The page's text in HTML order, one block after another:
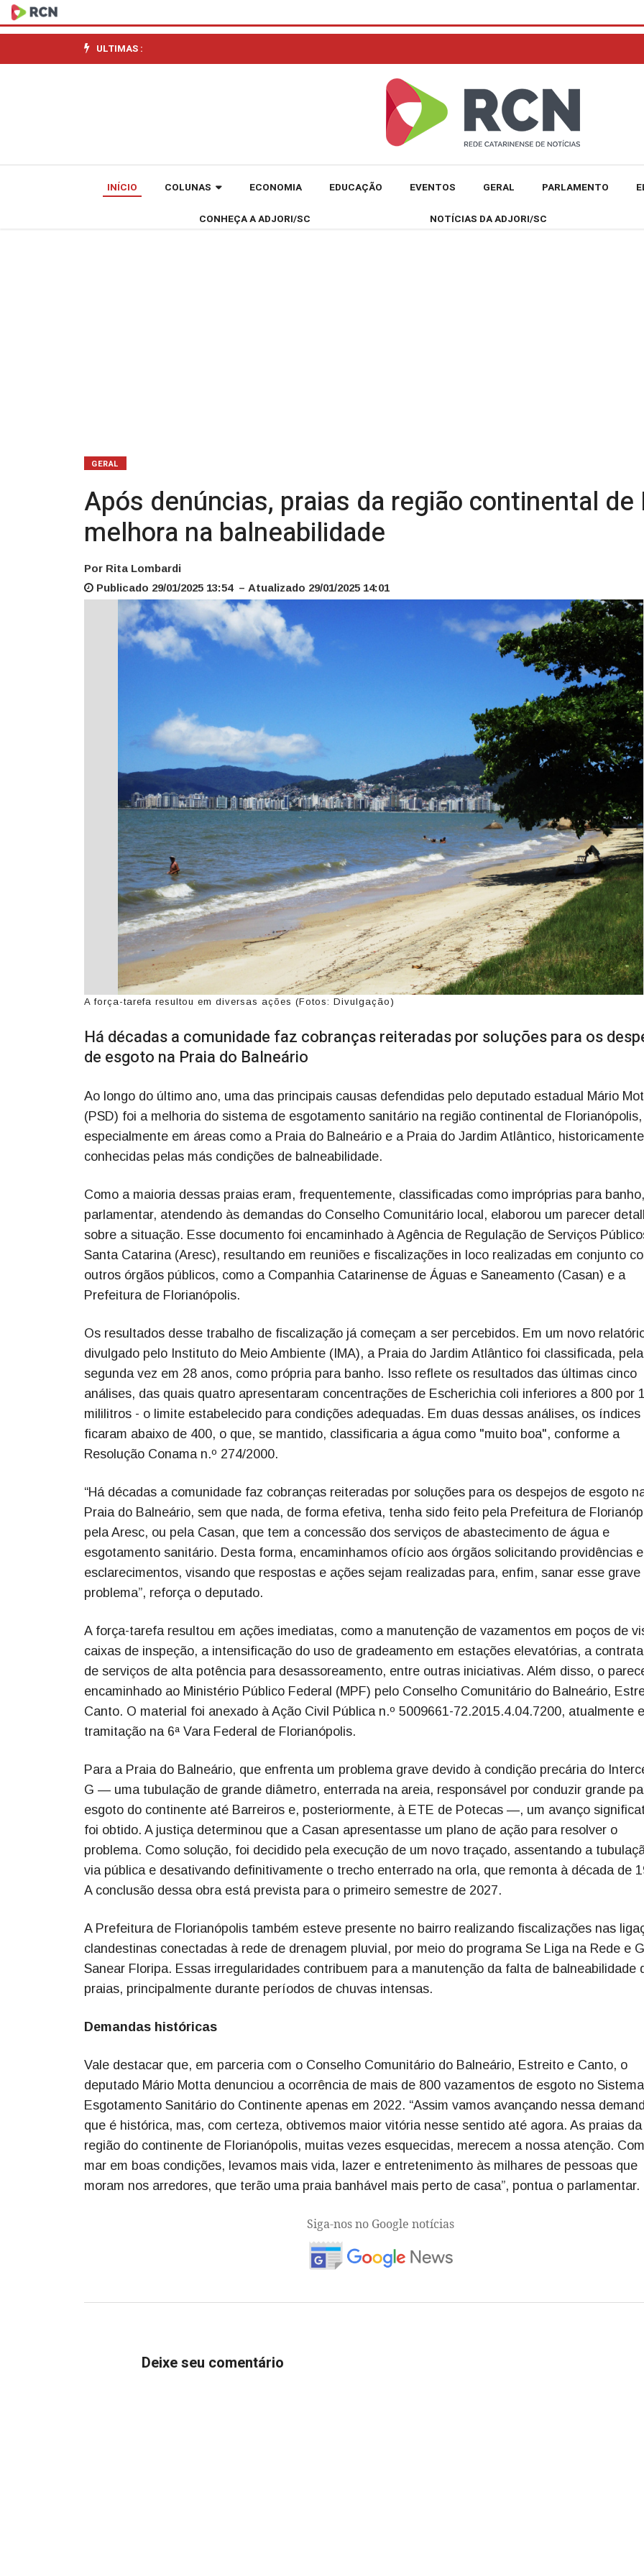
Após
denúncias,
praias
continental
ULTIMAS :
INÍCIO COLUNAS ECONOMIA EDUCAÇÃO EVENTOS GERAL PARLAMENTO
CONHEÇA A ADJORI/SC NOTÍCIAS DA ADJORI/SC
GERAL
Após denúncias, praias da região continental
melhora na balneabilidade
Por Rita Lombardi
Publicado 29/01/2025 13:54 – Atualizado 29/01/2025 14:01
A força-tarefa resultou em diversas ações (Fotos: Divulgação)
Há décadas a comunidade faz cobranças reiteradas por soluções para os
de esgoto na Praia do Balneário
Ao longo do último ano, uma das principais causas defendidas pelo deputado estadual Mário
(PSD) foi a melhoria do sistema de esgotamento sanitário na região continental de Florianópolis,
especialmente em áreas como a Praia do Balneário e a Praia do Jardim Atlântico, historicamente
conhecidas pelas más condições de balneabilidade.
Como a maioria dessas praias eram, frequentemente, classificadas como impróprias para
parlamentar, atendendo às demandas do Conselho Comunitário local, elaborou um parecer
sobre a situação. Esse documento foi encaminhado à Agência de Regulação de Serviços
Santa Catarina (Aresc), resultando em reuniões e fiscalizações in loco realizadas em conjunto
outros órgãos públicos, como a Companhia Catarinense de Águas e Saneamento (Casan) e a
Prefeitura de Florianópolis.
Os resultados desse trabalho de fiscalização já começam a ser percebidos. Em um novo
divulgado pelo Instituto do Meio Ambiente (IMA), a Praia do Jardim Atlântico foi classificada, pela
segunda vez em 28 anos, como própria para banho. Isso reflete os resultados das últimas cinco
análises, das quais quatro apresentaram concentrações de Escherichia coli inferiores a 800 por
mililitros - o limite estabelecido para condições adequadas. Em duas dessas análises, os índices
ficaram abaixo de 400, o que, se mantido, classificaria a água como "muito boa", conforme a
Resolução Conama n.º 274/2000.
“Há décadas a comunidade faz cobranças reiteradas por soluções para os despejos de esgoto
Praia do Balneário, sem que nada, de forma efetiva, tenha sido feito pela Prefeitura de
pela Aresc, ou pela Casan, que tem a concessão dos serviços de abastecimento de água e
esgotamento sanitário. Desta forma, encaminhamos ofício aos órgãos solicitando providências e
esclarecimentos, visando que respostas e ações sejam realizadas para, enfim, sanar esse grave
problema”, reforça o deputado.
A força-tarefa resultou em ações imediatas, como a manutenção de vazamentos em poços de
caixas de inspeção, a intensificação do uso de gradeamento em estações elevatórias, a
de serviços de alta potência para desassoreamento, entre outras iniciativas. Além disso, o
encaminhado ao Ministério Público Federal (MPF) pelo Conselho Comunitário do Balneário,
Canto. O material foi anexado à Ação Civil Pública n.º 5009661-72.2015.4.04.7200, atualmente
tramitação na 6ª Vara Federal de Florianópolis.
Para a Praia do Balneário, que enfrenta um problema grave devido à condição precária do
G — uma tubulação de grande diâmetro, enterrada na areia, responsável por conduzir grande
esgoto do continente até Barreiros e, posteriormente, à ETE de Potecas —, um avanço
foi obtido. A justiça determinou que a Casan apresentasse um plano de ação para resolver o
problema. Como solução, foi decidido pela execução de um novo traçado, assentando a
via pública e desativando definitivamente o trecho enterrado na orla, que remonta à década de
A conclusão dessa obra está prevista para o primeiro semestre de 2027.
A Prefeitura de Florianópolis também esteve presente no bairro realizando fiscalizações nas
clandestinas conectadas à rede de drenagem pluvial, por meio do programa Se Liga na Rede e
Sanear Floripa. Essas irregularidades contribuem para a manutenção da falta de balneabilidade
praias, principalmente durante períodos de chuvas intensas.
Demandas históricas
Vale destacar que, em parceria com o Conselho Comunitário do Balneário, Estreito e Canto, o
deputado Mário Motta denunciou a ocorrência de mais de 800 vazamentos de esgoto no
Esgotamento Sanitário do Continente apenas em 2022. “Assim vamos avançando nessa
que é histórica, mas, com certeza, obtivemos maior vitória nesse sentido até agora. As praias da
região do continente de Florianópolis, muitas vezes esquecidas, merecem a nossa atenção.
mar em boas condições, levamos mais vida, lazer e entretenimento às milhares de pessoas que
moram nos arredores, que terão uma praia banhável mais perto de casa”, pontua o parlamentar.
Siga-nos no Google notícias
Deixe seu comentário